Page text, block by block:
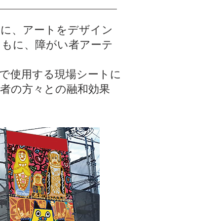
、アートをデザイン
に、障がい者アーテ
使用する現場シートに
の方々との融和効果